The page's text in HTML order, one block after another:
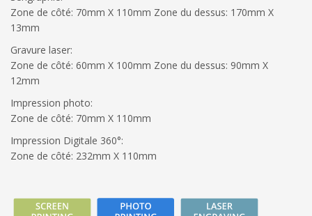
Zone de côté: 70mm X 110mm Zone du dessus: 170mm X
13mm
Gravure laser:
Zone de côté: 60mm X 100mm Zone du dessus: 90mm X
12mm
Impression photo:
Zone de côté: 70mm X 110mm
Impression Digitale 360°:
Zone de côté: 232mm X 110mm